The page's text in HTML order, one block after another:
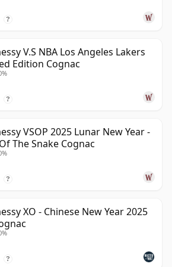
?
V.S NBA Los Angeles Lakers
Edition Cognac
?
VSOP 2025 Lunar New Year -
The Snake Cognac
?
XO - Chinese New Year 2025
?